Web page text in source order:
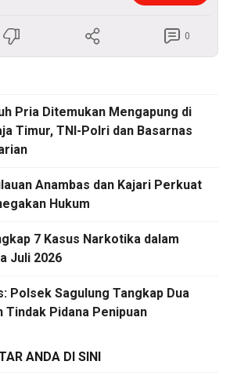
0
Pria Ditemukan Mengapung di
Timur, TNI-Polri dan Basarnas
Anambas dan Kajari Perkuat
Hukum
7 Kasus Narkotika dalam
Juli 2026
Polsek Sagulung Tangkap Dua
Tindak Pidana Penipuan
ANDA DI SINI